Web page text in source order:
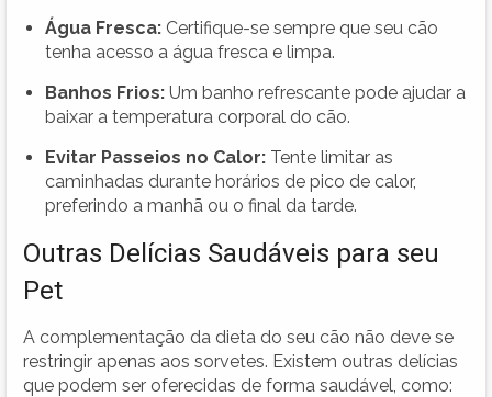
Água Fresca: Certifique-se sempre que seu cão
tenha acesso a água fresca e limpa.
Banhos Frios: Um banho refrescante pode ajudar a
baixar a temperatura corporal do cão.
Evitar Passeios no Calor: Tente limitar as
caminhadas durante horários de pico de calor,
preferindo a manhã ou o final da tarde.
Outras Delícias Saudáveis para seu
Pet
A complementação da dieta do seu cão não deve se
restringir apenas aos sorvetes. Existem outras delícias
que podem ser oferecidas de forma saudável, como: